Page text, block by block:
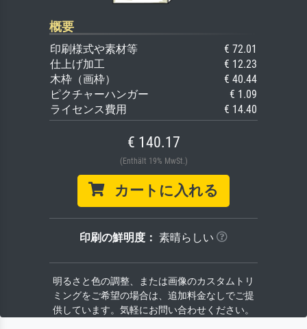
概要
印刷様式や素材等
€ 72.01
仕上げ加工
€ 12.23
木枠（画枠）
€ 40.44
ピクチャーハンガー
€ 1.09
ライセンス費用
€ 14.40
€ 140.17
(Enthält 19% MwSt.)
カートに入れる
印刷の鮮明度： 素晴らしい
明るさと色の調整、または画像のカスタムトリ
ミングをご希望の場合は、追加料金なしでご提
供しています。気軽にお問い合わせください。